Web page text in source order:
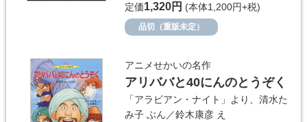
定価1,320円 (本体1,200円+税)
品切（重版未定）
アニメせかいの名作
アリババと40にんのとうぞく
「アラビアン・ナイト」より、清水た
み子 ぶん／鈴木康彦 え